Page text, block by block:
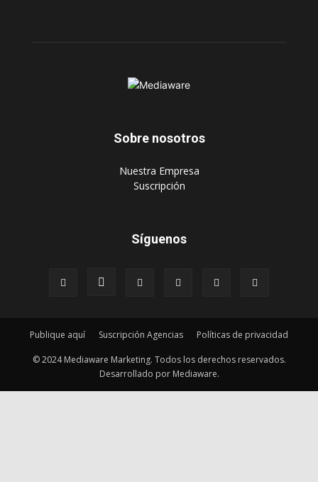
‎Nuestra Empresa
Suscripción Agencias
Desarrollado por Mediaware.